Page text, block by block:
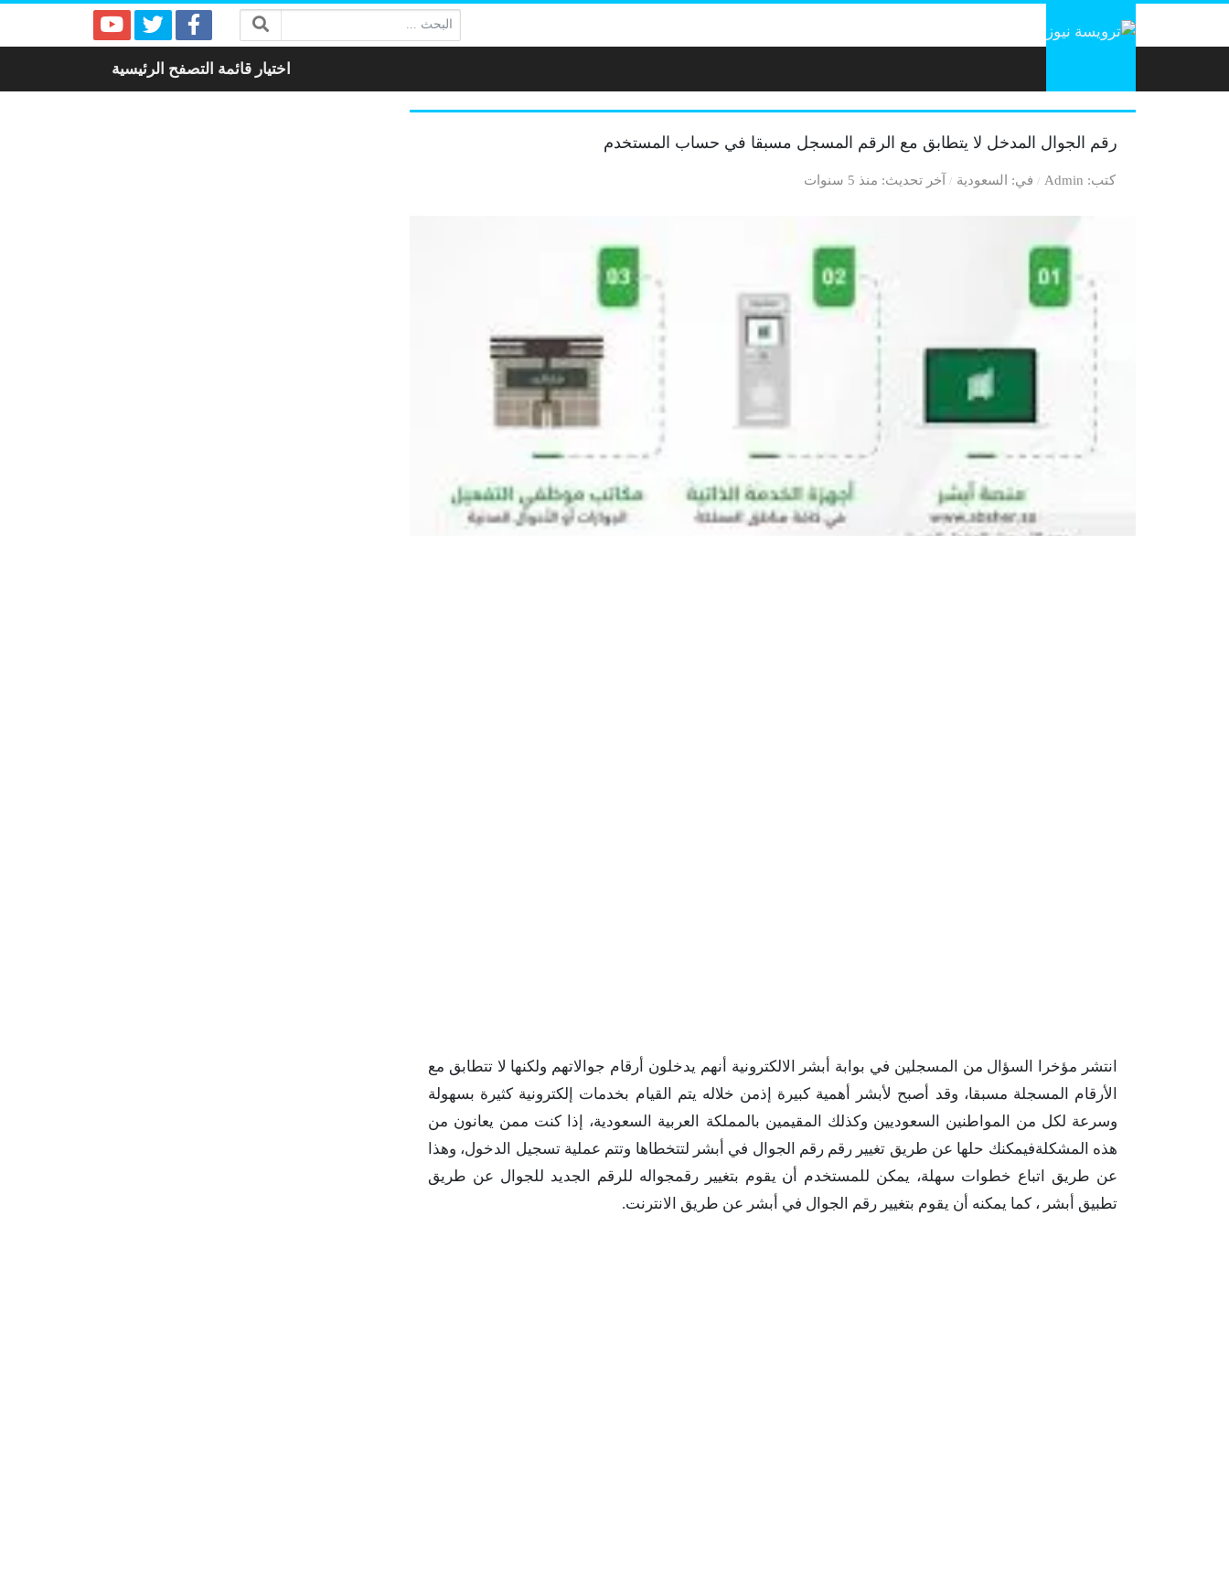
البحث:
اختيار قائمة التصفح الرئيسية
رقم الجوال المدخل لا يتطابق مع الرقم المسجل مسبقا في حساب المستخدم
كتب Admin في السعودية آخر تحديث منذ 5 سنوات
انتشر مؤخرا السؤال من المسجلين في بوابة أبشر الالكترونية أنهم يدخلون أرقام جوالاتهم ولكنها لا تتطابق مع
الأرقام المسجلة مسبقا، وقد أصبح لأبشر أهمية كبيرة إذمن خلاله يتم القيام بخدمات إلكترونية كثيرة بسهولة
وسرعة لكل من المواطنين السعوديين وكذلك المقيمين بالمملكة العربية السعودية، إذا كنت ممن يعانون من
هذه المشكلةفيمكنك حلها عن طريق تغيير رقم رقم الجوال في أبشر لتتخطاها وتتم عملية تسجيل الدخول، وهذا
عن طريق اتباع خطوات سهلة، يمكن للمستخدم أن يقوم بتغيير رقمجواله للرقم الجديد للجوال عن طريق
تطبيق أبشر ، كما يمكنه أن يقوم بتغيير رقم الجوال في أبشر عن طريق الانترنت.